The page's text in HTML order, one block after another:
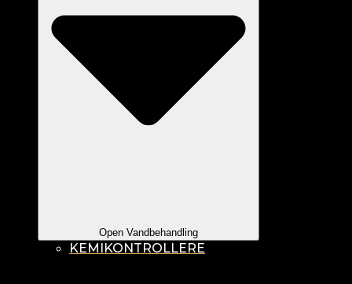
Open Vandbehandling
KEMIKONTROLLERE